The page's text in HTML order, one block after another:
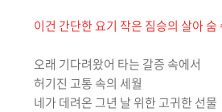
이건 간단한 요기 작은 짐승의 살아 숨
오래 기다려왔어 타는 갈증 속에서
허기진 고통 속의 세월
네가 데려온 그년 날 위한 고귀한 선물